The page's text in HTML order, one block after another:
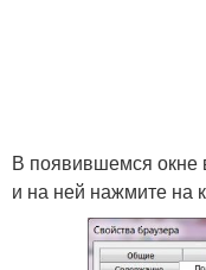
В появившемся окне
и на ней нажмите на